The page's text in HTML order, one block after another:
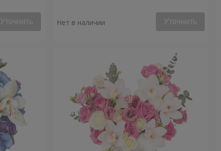
Уточнить Нет в наличии Уточнить